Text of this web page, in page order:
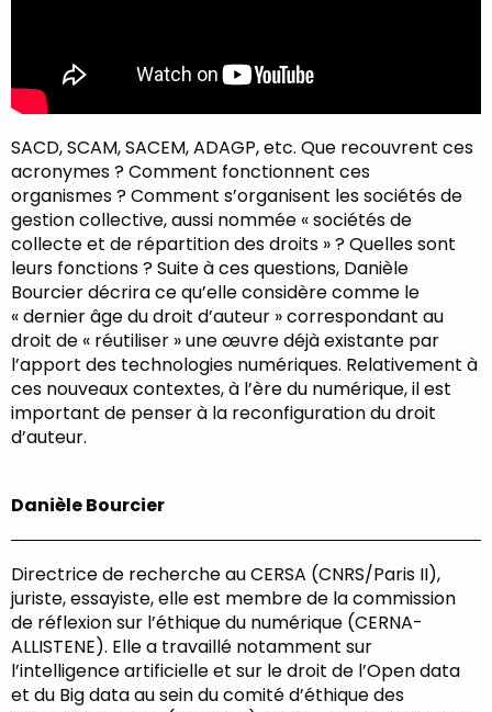
SACD, SCAM, SACEM, ADAGP, etc. Que recouvrent ces
acronymes ? Comment fonctionnent ces
organismes ? Comment s’organisent les sociétés de
gestion collective, aussi nommée « sociétés de
collecte et de répartition des droits » ? Quelles sont
leurs fonctions ? Suite à ces questions, Danièle
Bourcier décrira ce qu’elle considère comme le
« dernier âge du droit d’auteur » correspondant au
droit de « réutiliser » une œuvre déjà existante par
l’apport des technologies numériques. Relativement à
ces nouveaux contextes, à l’ère du numérique, il est
important de penser à la reconfiguration du droit
d’auteur.
Danièle Bourcier
Directrice de recherche au CERSA (CNRS/Paris II),
juriste, essayiste, elle est membre de la commission
de réflexion sur l’éthique du numérique (CERNA-
ALLISTENE). Elle a travaillé notamment sur
l’intelligence artificielle et sur le droit de l’Open data
et du Big data au sein du comité d’éthique des